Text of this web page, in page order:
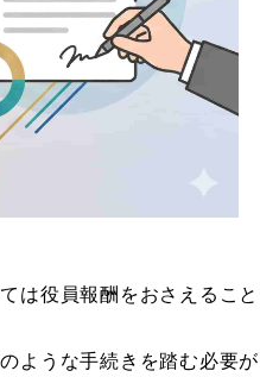
は役員報酬をおさえること
ような手続きを踏む必要が